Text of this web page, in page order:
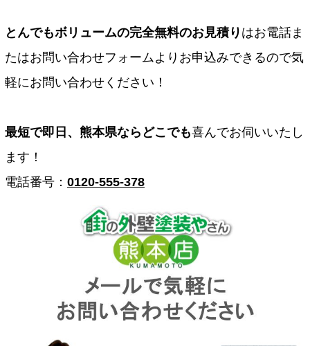
とんでもボリュームの完全無料のお見積り はお電話ま
たはお問い合わせフォームよりお申込みできるので気
軽にお問い合わせください！
最短で即日、熊本県ならどこでも喜んでお伺いいたし
ます！
電話番号： 0120-555-378